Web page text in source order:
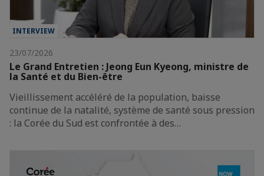
INTERVIEW
23/07/2026
Le Grand Entretien : Jeong Eun Kyeong, ministre de
la Santé et du Bien-être
Vieillissement accéléré de la population, baisse
continue de la natalité, système de santé sous pression
: la Corée du Sud est confrontée à des…